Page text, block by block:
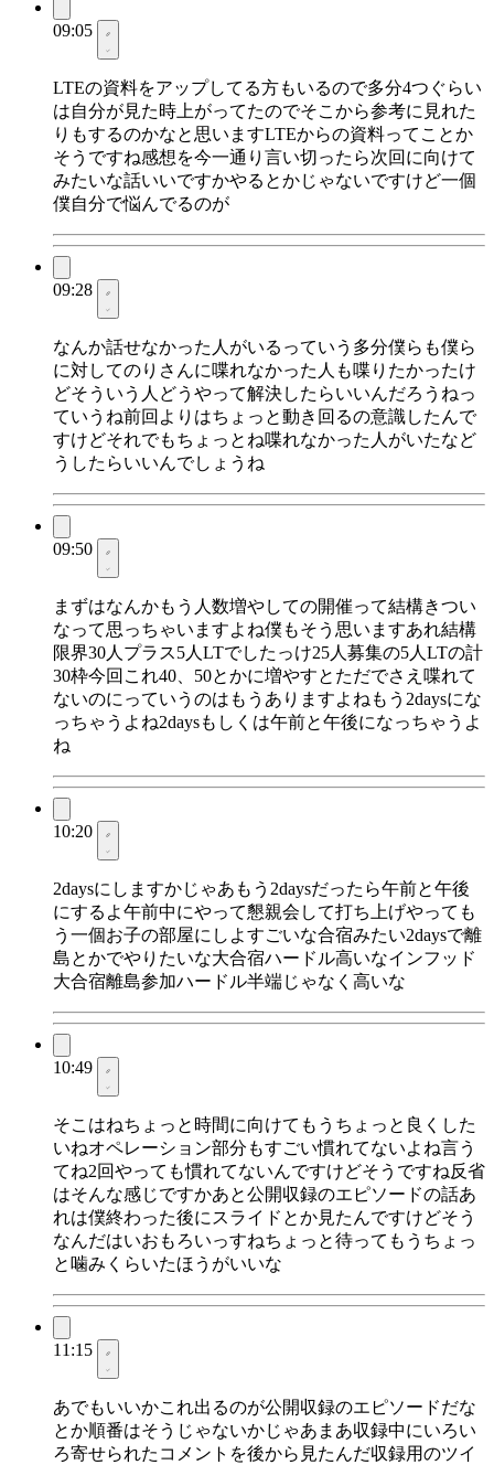
09:05
LTEの資料をアップしてる方もいるので多分4つぐらい
は自分が見た時上がってたのでそこから参考に見れた
りもするのかなと思いますLTEからの資料ってことか
そうですね感想を今一通り言い切ったら次回に向けて
みたいな話いいですかやるとかじゃないですけど一個
僕自分で悩んでるのが
09:28
なんか話せなかった人がいるっていう多分僕らも僕ら
に対してのりさんに喋れなかった人も喋りたかったけ
どそういう人どうやって解決したらいいんだろうねっ
ていうね前回よりはちょっと動き回るの意識したんで
すけどそれでもちょっとね喋れなかった人がいたなど
うしたらいいんでしょうね
09:50
まずはなんかもう人数増やしての開催って結構きつい
なって思っちゃいますよね僕もそう思いますあれ結構
限界30人プラス5人LTでしたっけ25人募集の5人LTの計
30枠今回これ40、50とかに増やすとただでさえ喋れて
ないのにっていうのはもうありますよねもう2daysにな
っちゃうよね2daysもしくは午前と午後になっちゃうよ
ね
10:20
2daysにしますかじゃあもう2daysだったら午前と午後
にするよ午前中にやって懇親会して打ち上げやっても
う一個お子の部屋にしよすごいな合宿みたい2daysで離
島とかでやりたいな大合宿ハードル高いなインフッド
大合宿離島参加ハードル半端じゃなく高いな
10:49
そこはねちょっと時間に向けてもうちょっと良くした
いねオペレーション部分もすごい慣れてないよね言う
てね2回やっても慣れてないんですけどそうですね反省
はそんな感じですかあと公開収録のエピソードの話あ
れは僕終わった後にスライドとか見たんですけどそう
なんだはいおもろいっすねちょっと待ってもうちょっ
と噛みくらいたほうがいいな
11:15
あでもいいかこれ出るのが公開収録のエピソードだな
とか順番はそうじゃないかじゃあまあ収録中にいろい
ろ寄せられたコメントを後から見たんだ収録用のツイ